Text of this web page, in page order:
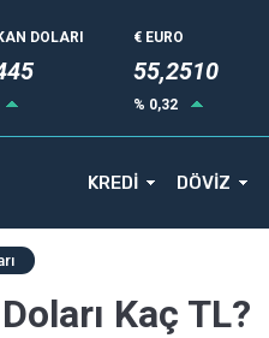
DOLARI € EURO
55,2510
% 0,32
KREDİ DÖVİZ
Kaç TL?